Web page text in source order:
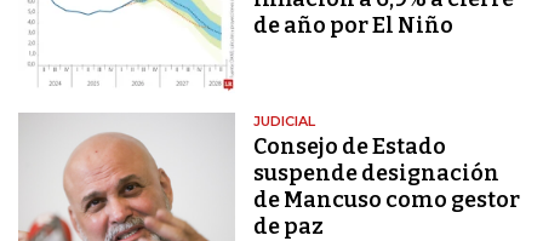
de año por El Niño
JUDICIAL
Consejo de Estado
suspende designación
de Mancuso como gestor
de paz